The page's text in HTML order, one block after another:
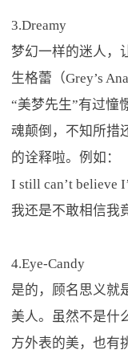
3.Dreamy
梦幻一样的迷人，
生格蕾（Grey’s
“美梦先生”有过憧
魂颠倒，不知所措
的诠释啦。例如：
I still can’t believe
我还是不敢相信我
4.Eye-Candy
是的，顾名思义就
美人。虽然不是什
方外表的美，也有